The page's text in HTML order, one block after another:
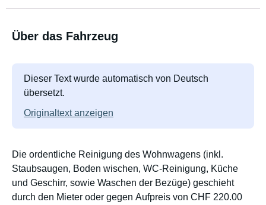
Über das Fahrzeug
Dieser Text wurde automatisch von Deutsch
übersetzt.
Originaltext anzeigen
Die ordentliche Reinigung des Wohnwagens (inkl.
Staubsaugen, Boden wischen, WC-Reinigung, Küche
und Geschirr, sowie Waschen der Bezüge) geschieht
durch den Mieter oder gegen Aufpreis von CHF 220.00